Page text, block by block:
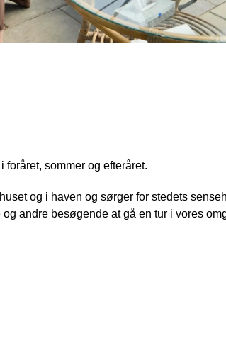
sommer og efteråret.
og i haven og sørger for stedets
andre besøgende at gå en tur i vores